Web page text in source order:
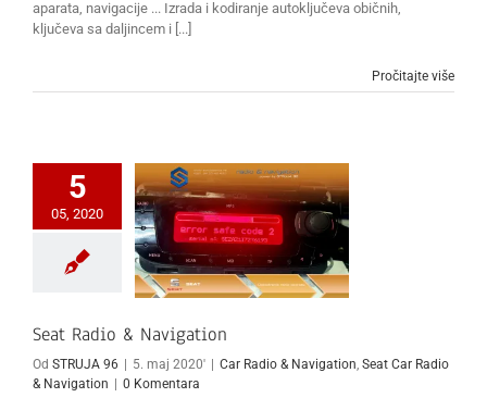
aparata, navigacije ... Izrada i kodiranje autoključeva običnih,
ključeva sa daljincem i [...]
Pročitajte više
5
05, 2020
Seat
Car Radio & Navigation
Seat Radio & Navigation
Od STRUJA 96 5. maj 2020' Car Radio & Navigation, Seat Car Radio
& Navigation
0 Komentara